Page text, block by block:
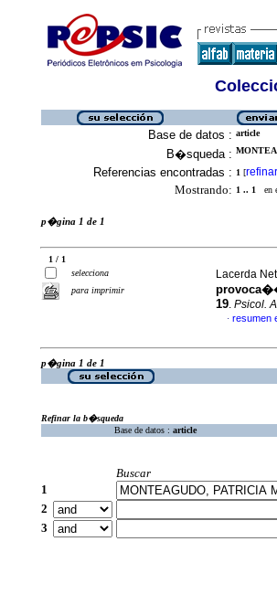
Base de datos : article
B�squeda :
Referencias encontradas : 1 [refinar
Mostrando: 1 .. 1 en
p�gina 1 de 1
1 / 1
selecciona
para imprimir
Lacerda
19. Psicol.
· resumen
p�gina 1 de 1
Refinar la b�squeda
Base de datos : article
Buscar
1
2
3